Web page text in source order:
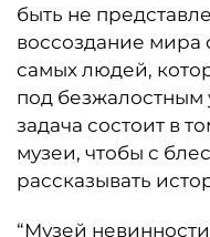
быть не
воссоздание мира
самых людей,
под безжалостным
задача состоит в
музеи, чтобы с
рассказывать
“Музей